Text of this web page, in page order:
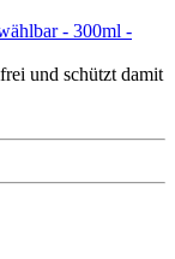
- 300ml -
und schützt damit